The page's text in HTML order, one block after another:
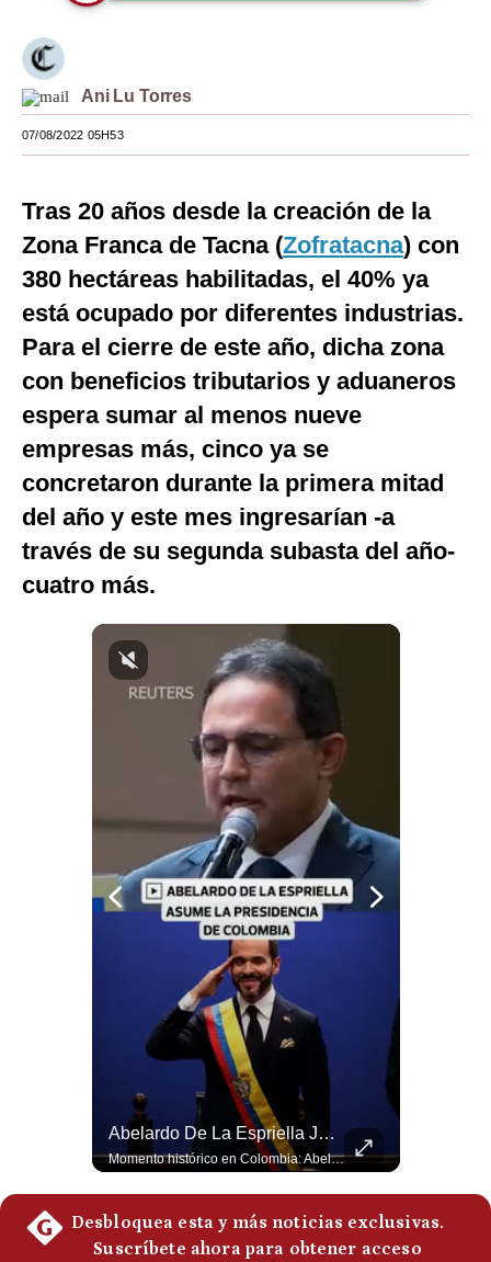
Mundo
México
Internacional
Tecnología
Club del Suscriptor
G de Gestión
Notas Contratadas
Gestión TV
Videos
Fotogalerías
Ani Lu Torres
07/08/2022 05H53
Tras 20 años desde la creación de la
Zona Franca de Tacna (Zofratacna) con
380 hectáreas habilitadas, el 40% ya
está ocupado por diferentes industrias.
Para el cierre de este año, dicha zona
con beneficios tributarios y aduaneros
espera sumar al menos nueve
empresas más, cinco ya se
concretaron durante la primera mitad
del año y este mes ingresarían -a
través de su segunda subasta del año-
cuatro más.
Abelardo De La Espriella Juramenta Como Nuevo Presidente | Gestión Mundo
Momento histórico en Colombia: Abelardo de la Espriella prestó juramento y recibió la banda presidencial en la Arena USC de Cali, convirtiéndose oficialmente en el nuevo Presidente de la República para el periodo 2026-2030. Por primera vez en la historia reciente del país, la investidura presidencial se celebró fuera de Bogotá. ¿Qué opinas del inicio de este nuevo mandato constitucional? #DeLaEspriella #Colombia #PosesionPresidencial #Cali #Shorts 👉 Suscríbete y activa la campana para no perderte nuestro análisis diario. 🌎 Síguenos en nuestras redes sociales: 📌 Web oficial: https://gestion.pe/mundo/ 📌 LinkedIn: http://bit.ly/3HYIET0 📌 X (Twitter): http://bit.ly/4noZtX9 📌 TikTok: http://bit.ly/4evB6TO